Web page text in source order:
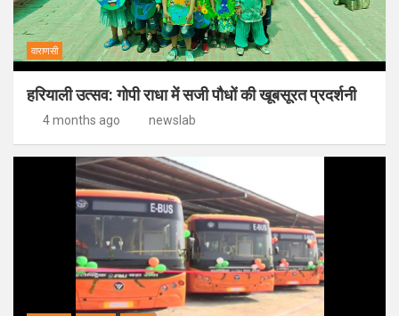
वाराणसी
हरियाली उत्सव: गोपी राधा में सजी पौधों की खूबसूरत प्रदर्शनी
4 months ago newslab